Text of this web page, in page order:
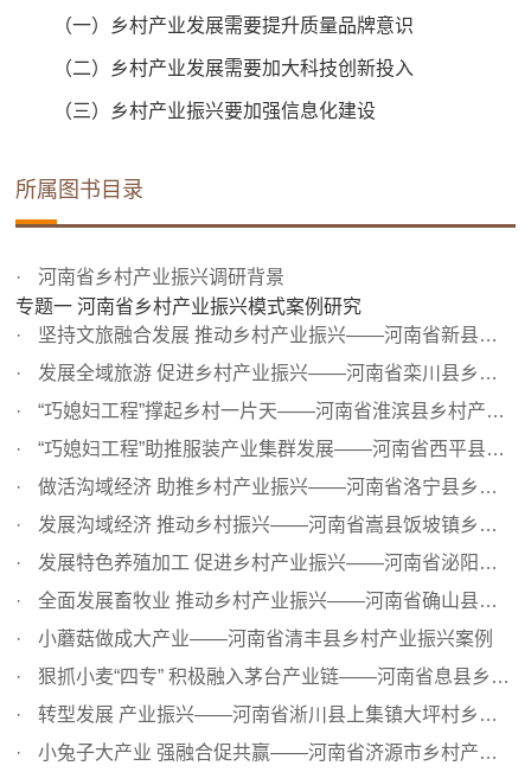
（一）乡村产业发展需要提升质量品牌意识
（二）乡村产业发展需要加大科技创新投入
（三）乡村产业振兴要加强信息化建设
所属图书目录
河南省乡村产业振兴调研背景
专题一 河南省乡村产业振兴模式案例研究
坚持文旅融合发展 推动乡村产业振兴——河南省新县乡村产业...
发展全域旅游 促进乡村产业振兴——河南省栾川县乡村产业振...
“巧媳妇工程”撑起乡村一片天——河南省淮滨县乡村产业振...
“巧媳妇工程”助推服装产业集群发展——河南省西平县乡村...
做活沟域经济 助推乡村产业振兴——河南省洛宁县乡村产业振...
发展沟域经济 推动乡村振兴——河南省嵩县饭坡镇乡村产业振...
发展特色养殖加工 促进乡村产业振兴——河南省泌阳县夏南牛...
全面发展畜牧业 推动乡村产业振兴——河南省确山县畜牧业发...
小蘑菇做成大产业——河南省清丰县乡村产业振兴案例
狠抓小麦“四专” 积极融入茅台产业链——河南省息县乡村产...
转型发展 产业振兴——河南省淅川县上集镇大坪村乡村产业转...
小兔子大产业 强融合促共赢——河南省济源市乡村产业振兴案例